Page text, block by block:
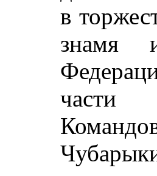
в
знамя
части